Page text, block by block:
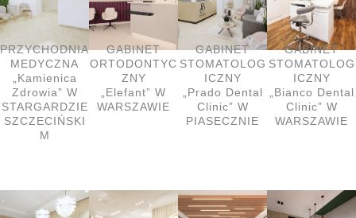
PRZYCHODNIA
MEDYCZNA
„Kamienica
Zdrowia” W
STARGARDZIE
SZCZECIŃSKI
M
GABINET
ORTODONTYC
ZNY
„Elefant” W
WARSZAWIE
GABINET
STOMATOLOG
ICZNY
„Prado Dental
Clinic” W
PIASECZNIE
GABINET
STOMATOLOG
ICZNY
„Bianco Dental
Clinic” W
WARSZAWIE